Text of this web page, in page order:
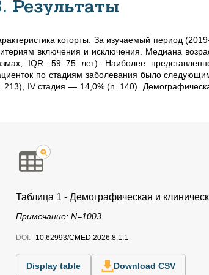
Результаты
когорты. За изучаемый период
включения и исключения. Медиана
IQR: 59–75 лет). Наиболее
по стадиям заболевания было
IV стадия — 14,0% (n=140).
Таблица 1 - Демографическая и
Примечание: N=1003
DOI: 10.62993/CMED.2026.8.1.1
Display table Download CSV